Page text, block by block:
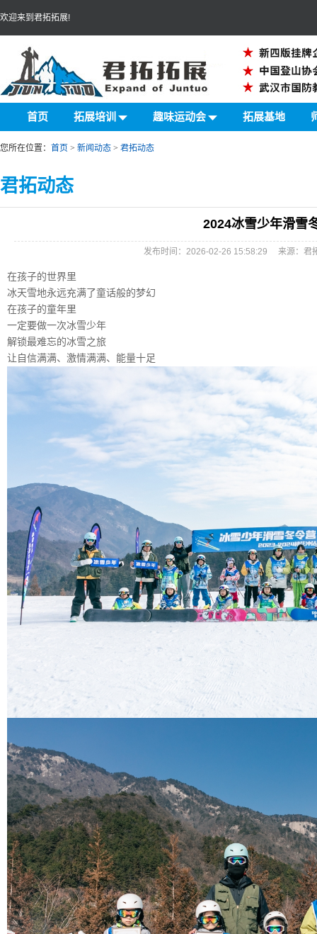
欢迎来到君拓拓展!
首页 拓展培训 趣味运动会 拓展基地
您所在位置： 首页 > 新闻动态 > 君拓动态
君拓动态
2024冰雪少年滑雪
发布时间：2026-02-26 15:58:29 来源：
在孩子的世界里
冰天雪地永远充满了童话般的梦幻
在孩子的童年里
一定要做一次冰雪少年
解锁最难忘的冰雪之旅
让自信满满、激情满满、能量十足